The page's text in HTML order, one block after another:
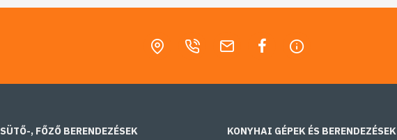
SÜTŐ-, FŐZŐ BERENDEZÉSEK KONYHAI GÉPEK ÉS BERENDEZÉSEK